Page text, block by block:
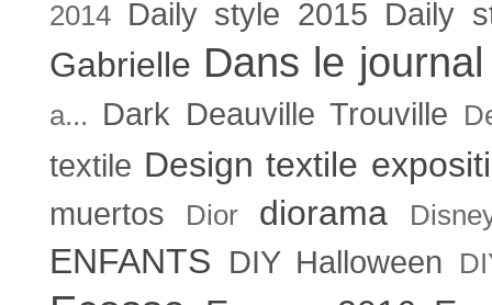
2014
Daily style 2015 Daily
Gabrielle Dans le journal
a... Dark Deauville Trouville
textile Design textile
muertos Dior diorama
ENFANTS DIY Halloween